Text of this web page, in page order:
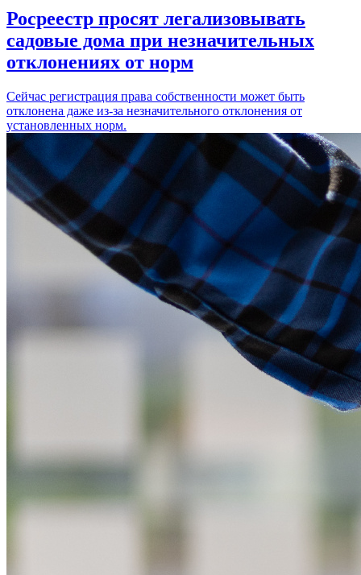
Росреестр просят легализовывать
садовые дома при незначительных
отклонениях от норм
Сейчас регистрация права собственности может быть
отклонена даже из-за незначительного отклонения от
установленных норм.